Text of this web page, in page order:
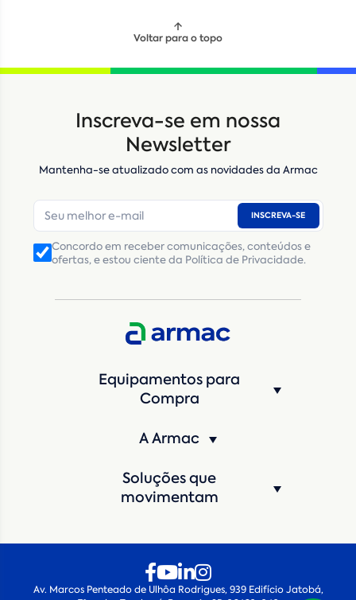
Voltar para o topo
Inscreva-se em nossa
Newsletter
Mantenha-se atualizado com as novidades da Armac
INSCREVA-SE
Concordo em receber comunicações, conteúdos e
ofertas, e estou ciente da Política de Privacidade.
Equipamentos para
Compra
A Armac
Soluções que
movimentam
Av. Marcos Penteado de Ulhôa Rodrigues, 939 Edifício Jatobá,
Locação Compra de seminovos
E-mail*
Número de telefone*
CNPJ Inscrição Estadual(Produtor Rural)
Máquina de interesse*
Qual o período de locação? *